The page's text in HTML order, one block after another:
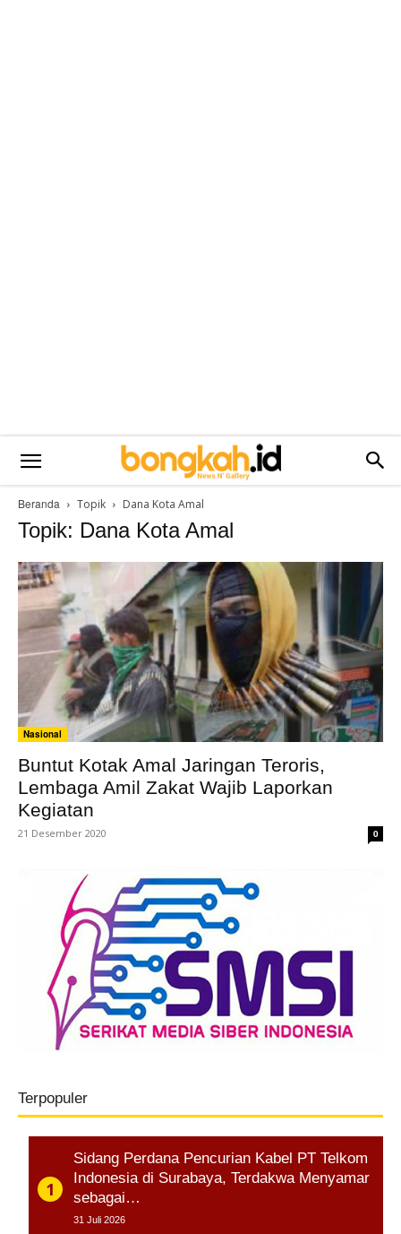
Beranda Topik Dana Kota Amal
Topik: Dana Kota Amal
Nasional
Buntut Kotak Amal Jaringan Teroris,
Lembaga Amil Zakat Wajib Laporkan
Kegiatan
21 Desember 2020 0
Terpopuler
Sidang Perdana Pencurian Kabel PT Telkom
Indonesia di Surabaya, Terdakwa Menyamar
sebagai…
31 Juli 2026